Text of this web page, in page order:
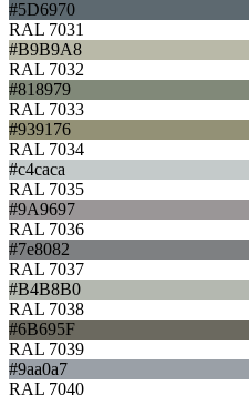
#5D6970
RAL 7031
#B9B9A8
RAL 7032
#818979
RAL 7033
#939176
RAL 7034
#c4caca
RAL 7035
#9A9697
RAL 7036
#7e8082
RAL 7037
#B4B8B0
RAL 7038
#6B695F
RAL 7039
#9aa0a7
RAL 7040